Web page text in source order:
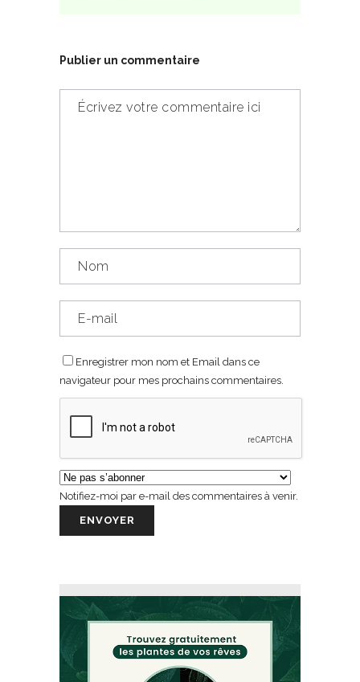
Publier un commentaire
Enregistrer mon nom et Email dans ce
navigateur pour mes prochains commentaires.
Notifiez-moi par e-mail des commentaires à venir.